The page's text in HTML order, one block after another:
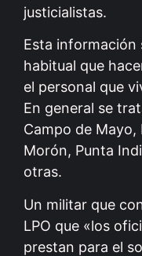
justicialistas.
Esta información
habitual que
el personal que
En general se
Campo de Mayo,
Morón, Punta
otras.
Un militar que
LPO que «los
prestan para el